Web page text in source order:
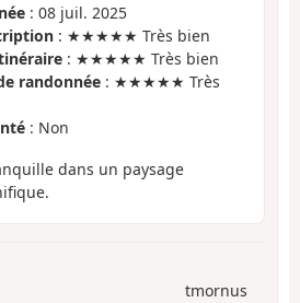
: 08 juil. 2025
: ★★★★★ Très bien
: ★★★★★ Très bien
randonnée : ★★★★★ Très
: Non
dans un paysage
tmornus